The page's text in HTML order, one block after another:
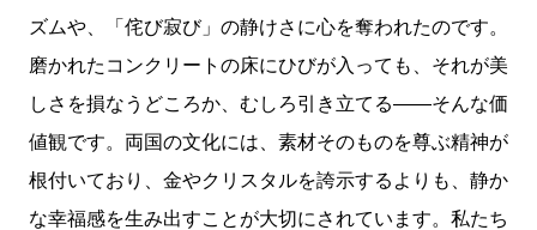
ズムや、「侘び寂び」の静けさに心を奪われたのです。
磨かれたコンクリートの床にひびが入っても、それが美
しさを損なうどころか、むしろ引き立てる――そんな価
値観です。両国の文化には、素材そのものを尊ぶ精神が
根付いており、金やクリスタルを誇示するよりも、静か
な幸福感を生み出すことが大切にされています。私たち